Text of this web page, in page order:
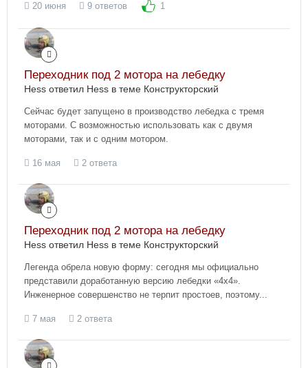
20 июня 9 ответов 1
Переходник под 2 мотора на лебедку
Hess ответил Hess в теме Конструкторский
Сейчас будет запущено в производство лебедка с тремя
моторами. С возможностью использовать как с двумя
моторами, так и с одним мотором.
16 мая 2 ответа
Переходник под 2 мотора на лебедку
Hess ответил Hess в теме Конструкторский
Легенда обрела новую форму: сегодня мы официально
представили доработанную версию лебедки «4х4».
Инженерное совершенство не терпит простоев, поэтому...
7 мая 2 ответа